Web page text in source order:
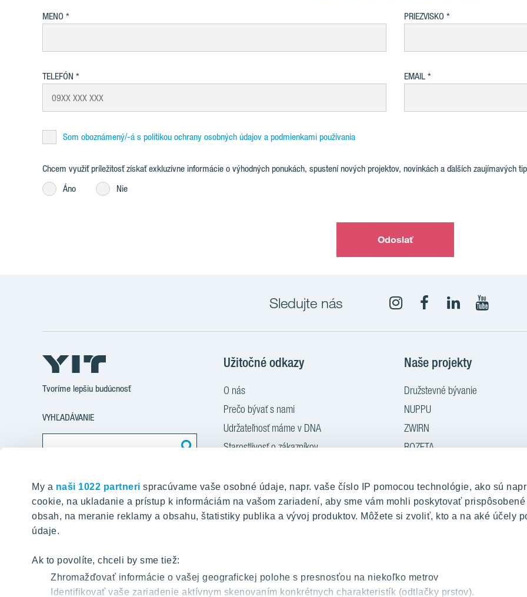
My a naši 1022 partneri spracúvame vaše osobné údaje, napr. vaše číslo IP pomocou technológie, ako sú
cookie, na ukladanie a prístup k informáciám na vašom zariadení, aby sme vám mohli poskytovať prispôsobené
obsah, na meranie reklamy a obsahu, štatistiky publika a vývoj produktov. Môžete si zvoliť, kto a na aké účely
údaje.
Ak to povolíte, chceli by sme tiež:
Zhromažďovať informácie o vašej geografickej polohe s presnosťou na niekoľko metrov
Identifikovať vaše zariadenie aktívnym skenovaním konkrétnych charakteristík (odtlačky prstov).
MENO PRIEZVISKO
TELEFÓN EMAIL
Som oboznámený/-á s politikou ochrany osobných údajov a podmienkami používania
Chcem využiť príležitosť získať exkluzívne informácie o výhodných ponukách, spustení nových projektov, novinkách a ďalších zaujímavých
Áno
Nie
Odoslať
Sledujte nás
Tvoríme lepšiu budúcnosť
VYHĽADÁVANIE
Užitočné odkazy
O nás
Prečo bývať s nami
Udržateľnosť máme v DNA
Starostlivosť o zákazníkov
Služba Starý za nový
Služba zariadenia bytu
Novinky a médiá
Naše projekty
Družstevné bývanie
NUPPU
ZWIRN
ROZETA
ZWIRN OFFICE
Pradiareň 1900